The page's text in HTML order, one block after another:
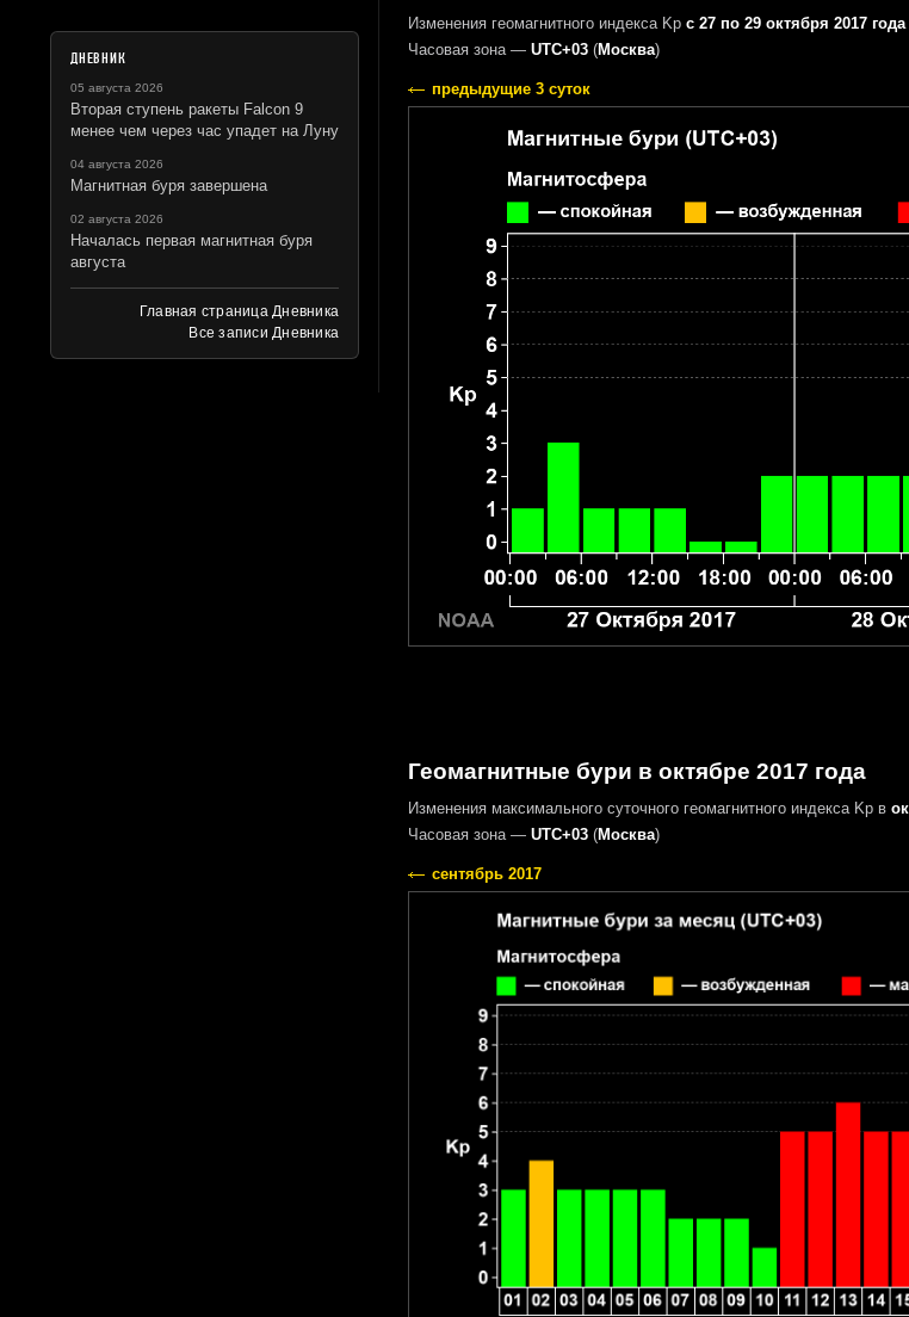
ДНЕВНИК
05 августа 2026
Вторая ступень ракеты Falcon 9
менее чем через час упадет на Луну
04 августа 2026
Магнитная буря завершена
02 августа 2026
Началась первая магнитная буря
августа
Главная страница Дневника
Все записи Дневника
Изменения геомагнитного индекса Kp с 27 по 29 октября 2017 года
Часовая зона — UTC+03(Москва)
предыдущие 3 суток
Геомагнитные бури в октябре 2017 года
Изменения максимального суточного геомагнитного индекса Kp в
Часовая зона — UTC+03(Москва)
сентябрь 2017